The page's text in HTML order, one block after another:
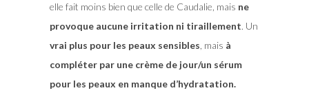
elle fait moins bien que celle de Caudalie, mais ne
provoque aucune irritation ni tiraillement. Un
vrai plus pour les peaux sensibles , mais à
compléter par une crème de jour/un sérum
pour les peaux en manque d’hydratation.